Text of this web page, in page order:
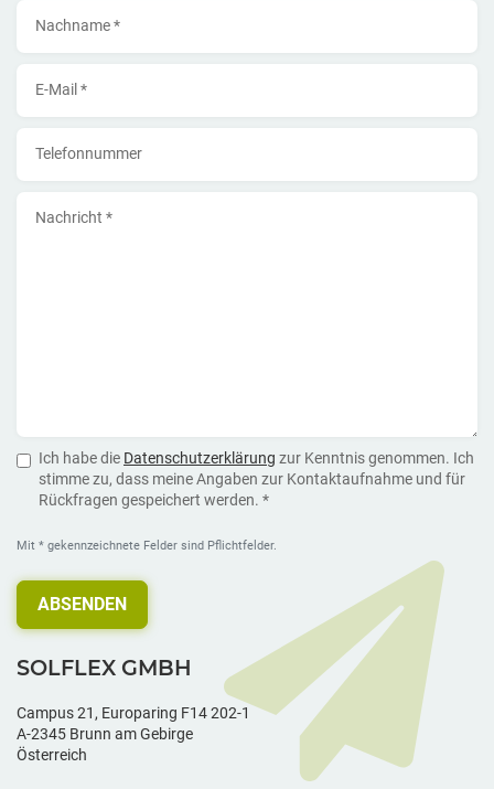
Nachname *
E-Mail *
Telefonnummer
Nachricht *
Ich habe die Datenschutzerklärung zur Kenntnis genommen. Ich
stimme zu, dass meine Angaben zur Kontaktaufnahme und für
Rückfragen gespeichert werden. *
Mit * gekennzeichnete Felder sind Pflichtfelder.
ABSENDEN
SOLFLEX GMBH
Campus 21, Europaring F14 202-1
A-2345 Brunn am Gebirge
Österreich